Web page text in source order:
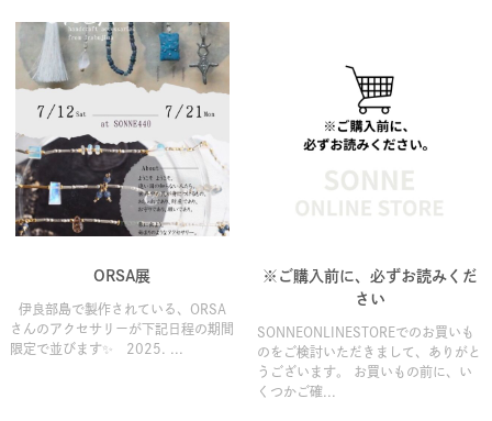
ORSA展
伊良部島で製作されている、ORSA
さんのアクセサリーが下記日程の期間
限定で並びます✨ 2025. ...
※ご購入前に、必ずお読みくだ
さい
SONNEONLINESTOREでのお買いも
のをご検討いただきまして、ありがと
うございます。 お買いもの前に、い
くつかご確...